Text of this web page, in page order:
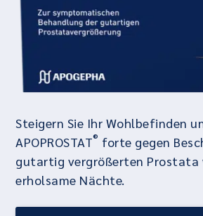
Steigern Sie Ihr Wohlbefinden
APOPROSTAT® forte gegen
gutartig vergrößerten Prostata
erholsame Nächte.